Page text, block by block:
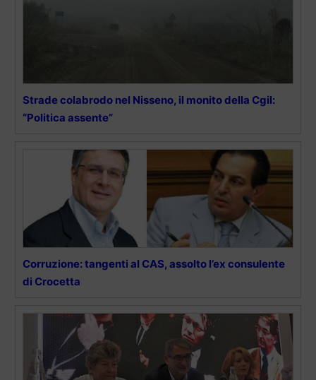
Strade colabrodo nel Nisseno, il monito della Cgil:
“Politica assente”
Corruzione: tangenti al CAS, assolto l’ex consulente
di Crocetta